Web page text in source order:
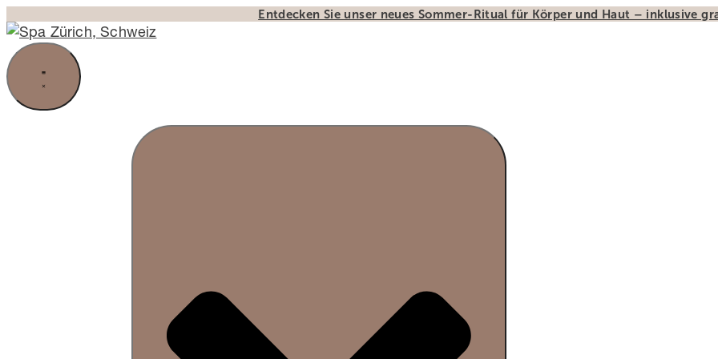
Inhalt
springen
Entdecken Sie unser neues Sommer-Ritual für Körper und Haut – inklusive